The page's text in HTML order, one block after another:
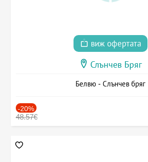
виж офертата
Слънчев Бряг
Белвю - Слънчев бряг
-20%
48.57€